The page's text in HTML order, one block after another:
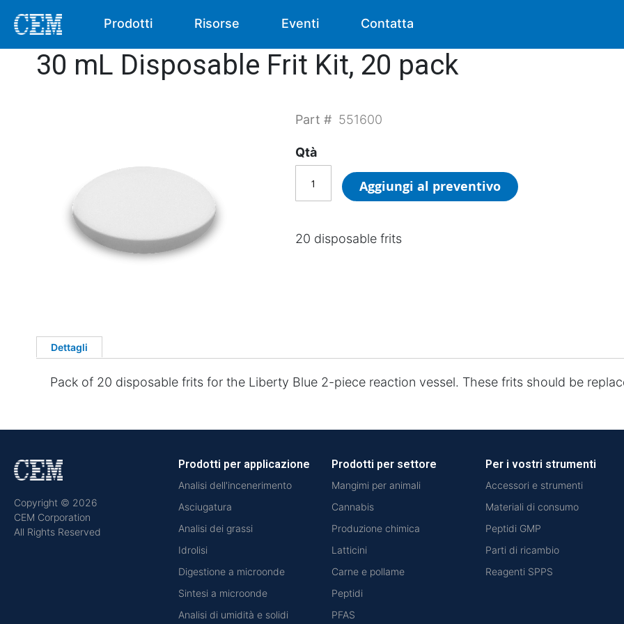
Prodotti Risorse Eventi Contatta
30 mL Disposable Frit Kit, 20 pack
Part # 551600
Qtà
Aggiungi al preventivo
20 disposable frits
Dettagli
Pack of 20 disposable frits for the Liberty Blue 2-piece reaction vessel. These frits should be
Copyright © 2026
CEM Corporation
All Rights Reserved
Prodotti per applicazione
Analisi dell'incenerimento
Asciugatura
Analisi dei grassi
Idrolisi
Digestione a microonde
Sintesi a microonde
Analisi di umidità e solidi
Prodotti per settore
Mangimi per animali
Cannabis
Produzione chimica
Latticini
Carne e pollame
Peptidi
PFAS
Per i vostri strumenti
Accessori e strumenti
Materiali di consumo
Peptidi GMP
Parti di ricambio
Reagenti SPPS